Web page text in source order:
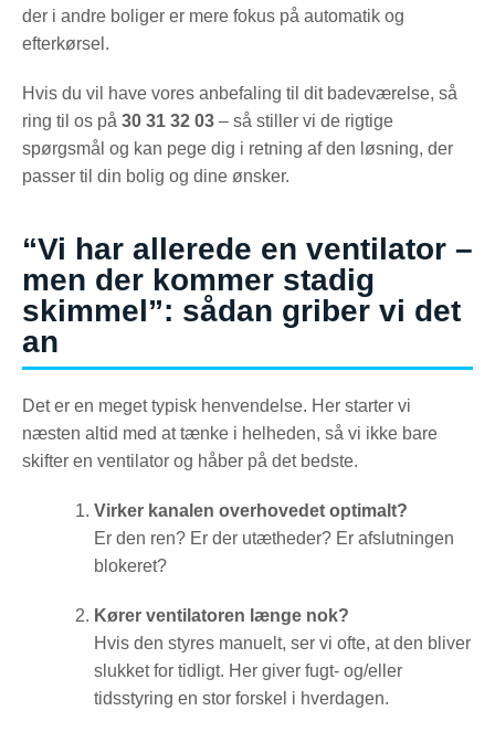
der i andre boliger er mere fokus på automatik og
efterkørsel.
Hvis du vil have vores anbefaling til dit badeværelse, så
ring til os på 30 31 32 03 – så stiller vi de rigtige
spørgsmål og kan pege dig i retning af den løsning, der
passer til din bolig og dine ønsker.
“Vi har allerede en ventilator –
men der kommer stadig
skimmel”: sådan griber vi det
an
Det er en meget typisk henvendelse. Her starter vi
næsten altid med at tænke i helheden, så vi ikke bare
skifter en ventilator og håber på det bedste.
Virker kanalen overhovedet optimalt?
Er den ren? Er der utætheder? Er afslutningen
blokeret?
Kører ventilatoren længe nok?
Hvis den styres manuelt, ser vi ofte, at den bliver
slukket for tidligt. Her giver fugt- og/eller
tidsstyring en stor forskel i hverdagen.